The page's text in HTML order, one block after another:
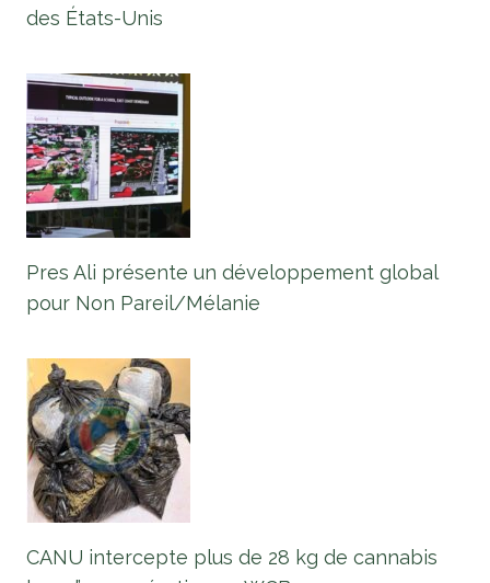
des États-Unis
Pres Ali présente un développement global
pour Non Pareil/Mélanie
CANU intercepte plus de 28 kg de cannabis